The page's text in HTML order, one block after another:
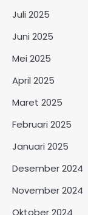
Juli 2025
Juni 2025
Mei 2025
April 2025
Maret 2025
Februari 2025
Januari 2025
Desember 2024
November 2024
Oktober 2024